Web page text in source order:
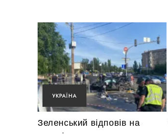
УКРАЇНА
Зеленський відповів на